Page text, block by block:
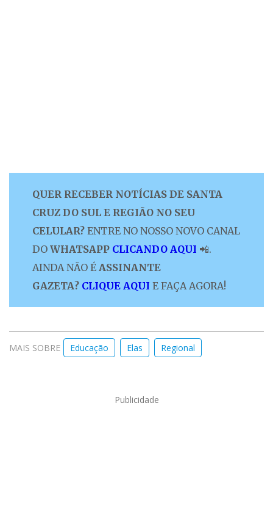
QUER RECEBER NOTÍCIAS DE SANTA
CRUZ DO SUL E REGIÃO NO SEU
CELULAR? ENTRE NO NOSSO NOVO CANAL
DO WHATSAPP CLICANDO AQUI 📲.
AINDA NÃO É ASSINANTE
GAZETA? CLIQUE AQUI E FAÇA AGORA!
MAIS SOBRE Educação Elas Regional
Publicidade